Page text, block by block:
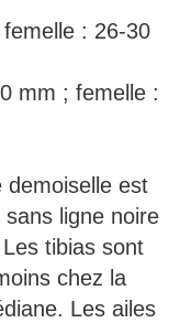
: 26-30
mm ; femelle :
demoiselle est
ligne noire
tibias sont
chez la
Les ailes